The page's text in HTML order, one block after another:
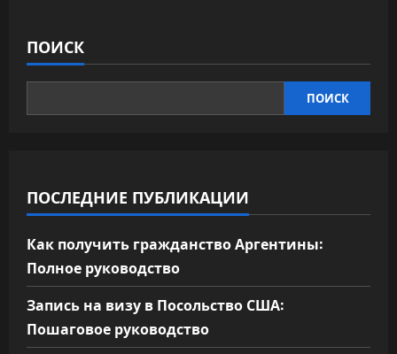
ПОИСК
ПОИСК
ПОСЛЕДНИЕ ПУБЛИКАЦИИ
Как получить гражданство Аргентины:
Полное руководство
Запись на визу в Посольство США:
Пошаговое руководство